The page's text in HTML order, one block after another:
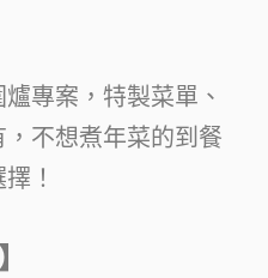
專案，特製菜單、
不想煮年菜的到餐
！